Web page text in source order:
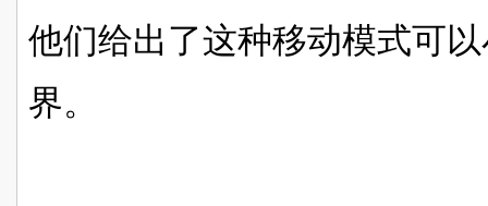
他们给出了这种移动模式可
界。